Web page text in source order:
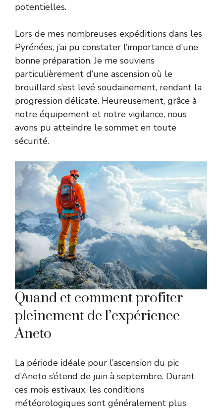
potentielles.
Lors de mes nombreuses expéditions dans les
Pyrénées, j’ai pu constater l’importance d’une
bonne préparation. Je me souviens
particulièrement d’une ascension où le
brouillard s’est levé soudainement, rendant la
progression délicate. Heureusement, grâce à
notre équipement et notre vigilance, nous
avons pu atteindre le sommet en toute
sécurité.
Quand et comment profiter
pleinement de l’expérience
Aneto
La période idéale pour l’ascension du pic
d’Aneto s’étend de juin à septembre. Durant
ces mois estivaux, les conditions
météorologiques sont généralement plus